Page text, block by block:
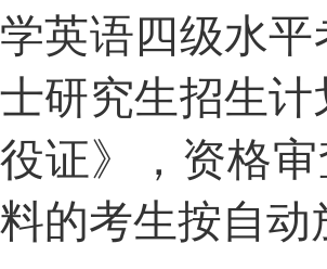
学英语四级水
士研究生招生
役证》，资格
料的考生按自